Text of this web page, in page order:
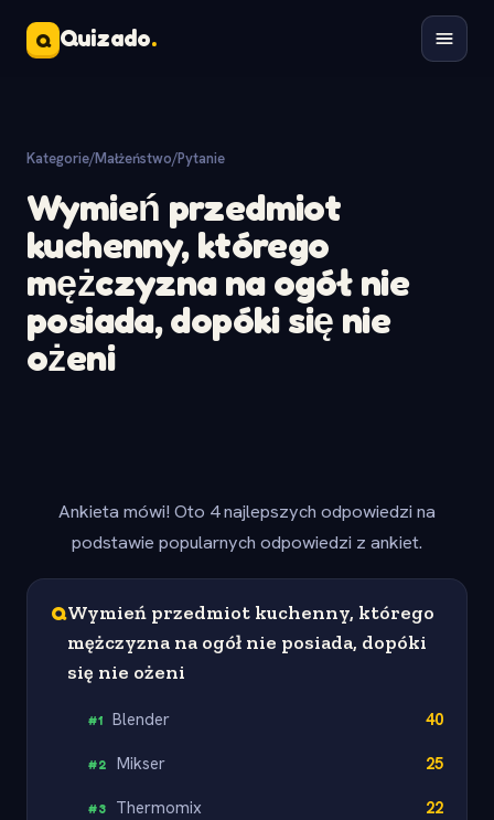
Q Quizado.
Kategorie/Małżeństwo/Pytanie
Wymień przedmiot
kuchenny, którego
mężczyzna na ogół nie
posiada, dopóki się nie
ożeni
Ankieta mówi! Oto 4 najlepszych odpowiedzi na
podstawie popularnych odpowiedzi z ankiet.
QWymień przedmiot kuchenny, którego
mężczyzna na ogół nie posiada, dopóki
się nie ożeni
#1 Blender 40
#2 Mikser 25
#3 Thermomix 22